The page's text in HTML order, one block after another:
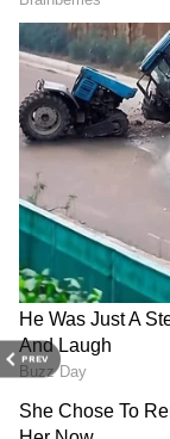
PREV
ఇథనాల్ అనేక
పేర్కొంది.
ఇథనాల్‌లో ఉండే
తొల‌గిస్తార‌ని
అంశాలు
BPCL
ants
filler
Fuel-